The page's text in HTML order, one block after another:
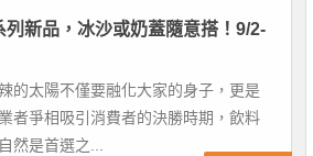
新品，冰沙或奶蓋隨意搭！9/2-
的太陽不僅要融化大家的身子，更是
者爭相吸引消費者的決勝時期，飲料
然是首選之...